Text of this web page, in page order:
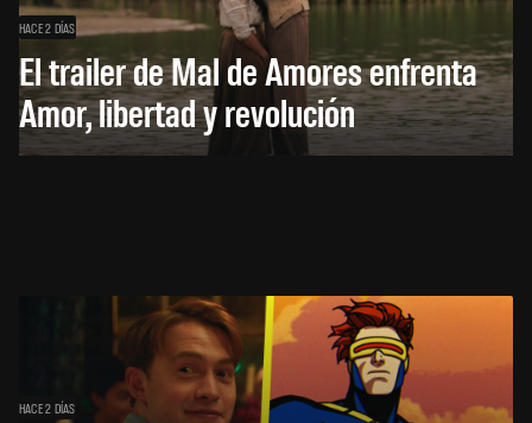
HACE 2 DÍAS
El trailer de Mal de Amores enfrenta
Amor, libertad y revolución
HACE 2 DÍAS